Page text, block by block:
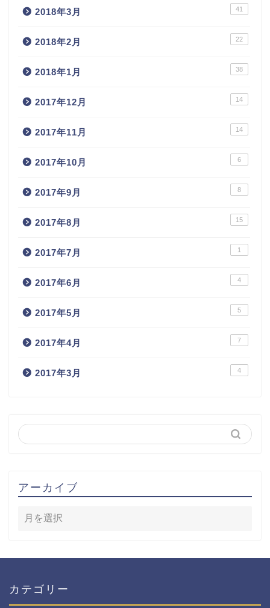
2018年3月 41
2018年2月 22
2018年1月 38
2017年12月 14
2017年11月 14
2017年10月 6
2017年9月 8
2017年8月 15
2017年7月 1
2017年6月 4
2017年5月 5
2017年4月 7
2017年3月 4
アーカイブ
カテゴリー